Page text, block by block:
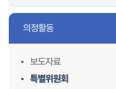
의정활동
보도자료
특별위원회